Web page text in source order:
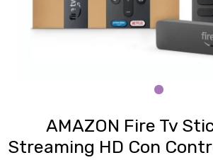
AMAZON Fire Tv
Streaming HD Con